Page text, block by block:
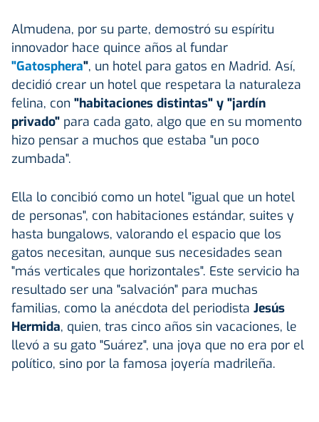
Almudena, por su parte, demostró su espíritu
innovador hace quince años al fundar
"Gatosphera", un hotel para gatos en Madrid. Así,
decidió crear un hotel que respetara la naturaleza
felina, con "habitaciones distintas" y "jardín
privado" para cada gato, algo que en su momento
hizo pensar a muchos que estaba "un poco
zumbada".
Ella lo concibió como un hotel "igual que un hotel
de personas", con habitaciones estándar, suites y
hasta bungalows, valorando el espacio que los
gatos necesitan, aunque sus necesidades sean
"más verticales que horizontales". Este servicio ha
resultado ser una "salvación" para muchas
familias, como la anécdota del periodista Jesús
Hermida, quien, tras cinco años sin vacaciones, le
llevó a su gato "Suárez", una joya que no era por el
político, sino por la famosa joyería madrileña.